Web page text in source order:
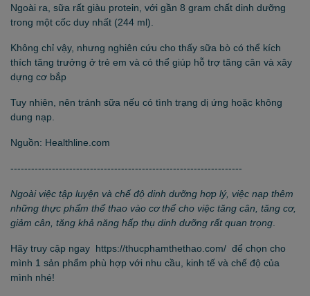
Ngoài ra, sữa rất giàu protein, với gần 8 gram chất dinh dưỡng
trong một cốc duy nhất (244 ml).
Không chỉ vậy, nhưng nghiên cứu cho thấy sữa bò có thể kích
thích tăng trưởng ở trẻ em và có thể giúp hỗ trợ tăng cân và xây
dựng cơ bắp
Tuy nhiên, nên tránh sữa nếu có tình trạng dị ứng hoặc không
dung nạp.
Nguồn: Healthline.com
-------------------------------------------------------------------
Ngoài việc tập luyện và chế độ dinh dưỡng hợp lý, việc nạp thêm
những thực phẩm thể thao vào cơ thể cho việc tăng cân, tăng cơ,
giảm cân, tăng khả năng hấp thụ dinh dưỡng rất quan trọng
Hãy truy cập ngay https://thucphamthethao.com/ để chọn cho
mình 1 sản phẩm phù hợp với nhu cầu, kinh tế và chế độ của
mình nhé!